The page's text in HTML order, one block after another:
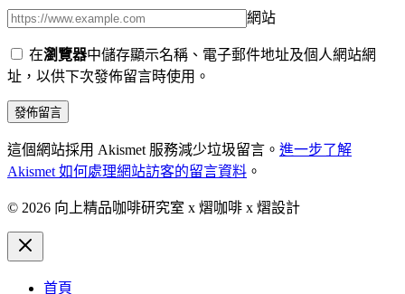
網站
在瀏覽器中儲存顯示名稱、電子郵件地址及個人網站網
址，以供下次發佈留言時使用。
這個網站採用 Akismet 服務減少垃圾留言。 進一步了解
Akismet 如何處理網站訪客的留言資料 。
© 2026 向上精品咖啡研究室 x 熠咖啡 x 熠設計
首頁